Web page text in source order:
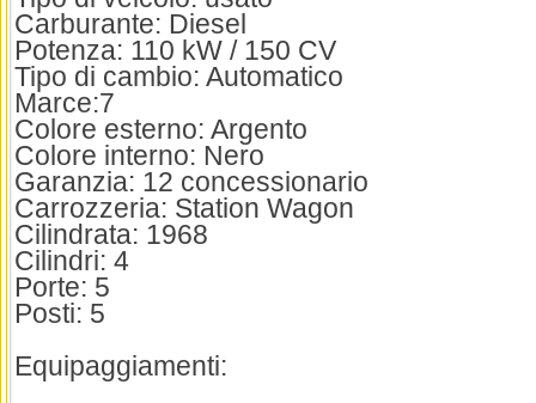
Carburante: Diesel
Potenza: 110 kW / 150 CV
Tipo di cambio: Automatico
Marce:7
Colore esterno: Argento
Colore interno: Nero
Garanzia: 12 concessionario
Carrozzeria: Station Wagon
Cilindrata: 1968
Cilindri: 4
Porte: 5
Posti: 5
Equipaggiamenti: